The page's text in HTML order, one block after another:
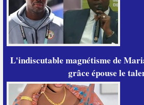
L'indiscutable magnétisme de
grâce épouse le